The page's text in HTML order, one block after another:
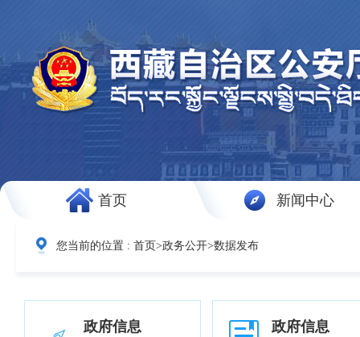
首页 新闻中心
您当前的位置 : 首页>政务公开>数据发布
政府信息
政府信息